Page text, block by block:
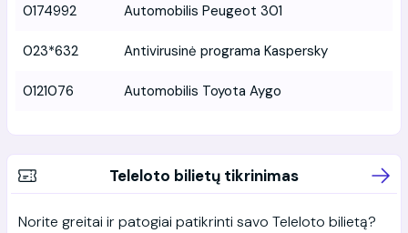
0174992 Automobilis Peugeot 301
023*632 Antivirusinė programa Kaspersky
0121076 Automobilis Toyota Aygo
Teleloto bilietų tikrinimas
Norite greitai ir patogiai patikrinti savo Teleloto bilietą?